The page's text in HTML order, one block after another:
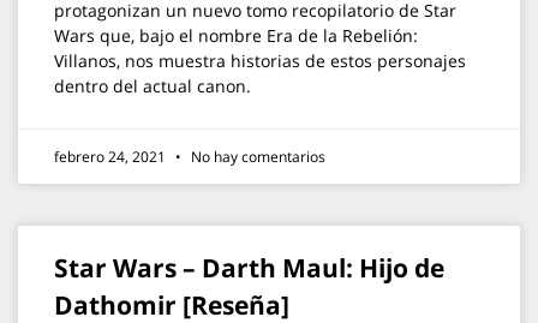
protagonizan un nuevo tomo recopilatorio de Star
Wars que, bajo el nombre Era de la Rebelión:
Villanos, nos muestra historias de estos personajes
dentro del actual canon.
febrero 24, 2021 No hay comentarios
Star Wars – Darth Maul: Hijo de
Dathomir [Reseña]